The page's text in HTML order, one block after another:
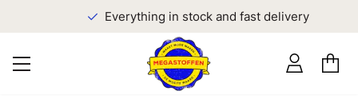
Everything in stock and fast delivery